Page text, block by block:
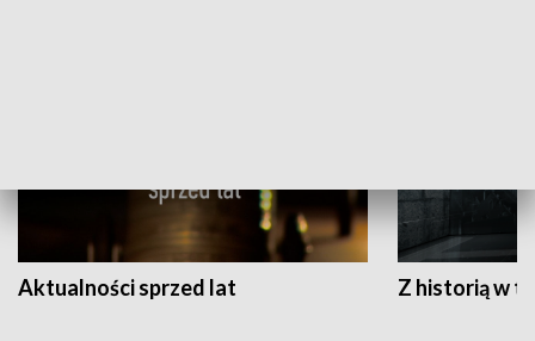
Aktualności sprzed lat Z historią w